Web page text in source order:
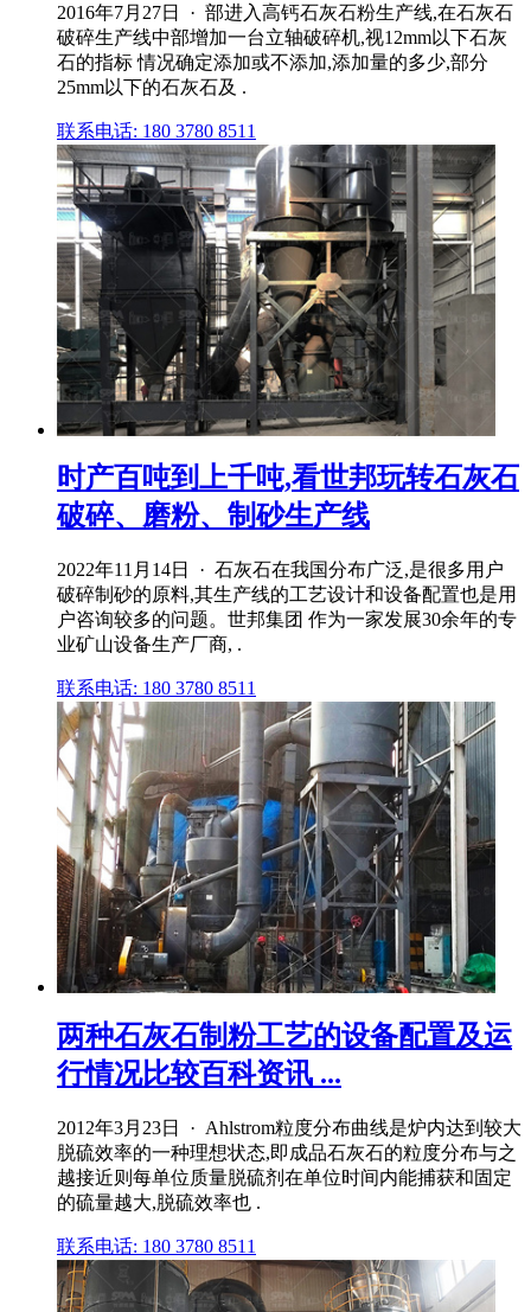
2016年7月27日 · 部进入高钙石灰石粉生产线,在石灰石
破碎生产线中部增加一台立轴破碎机,视12mm以下石灰
石的指标 情况确定添加或不添加,添加量的多少,部分
25mm以下的石灰石及 .
联系电话: 180 3780 8511
时产百吨到上千吨,看世邦玩转石灰石
破碎、磨粉、制砂生产线
2022年11月14日 · 石灰石在我国分布广泛,是很多用户
破碎制砂的原料,其生产线的工艺设计和设备配置也是用
户咨询较多的问题。世邦集团 作为一家发展30余年的专
业矿山设备生产厂商, .
联系电话: 180 3780 8511
两种石灰石制粉工艺的设备配置及运
行情况比较百科资讯 ...
2012年3月23日 · Ahlstrom粒度分布曲线是炉内达到较大
脱硫效率的一种理想状态,即成品石灰石的粒度分布与之
越接近则每单位质量脱硫剂在单位时间内能捕获和固定
的硫量越大,脱硫效率也 .
联系电话: 180 3780 8511